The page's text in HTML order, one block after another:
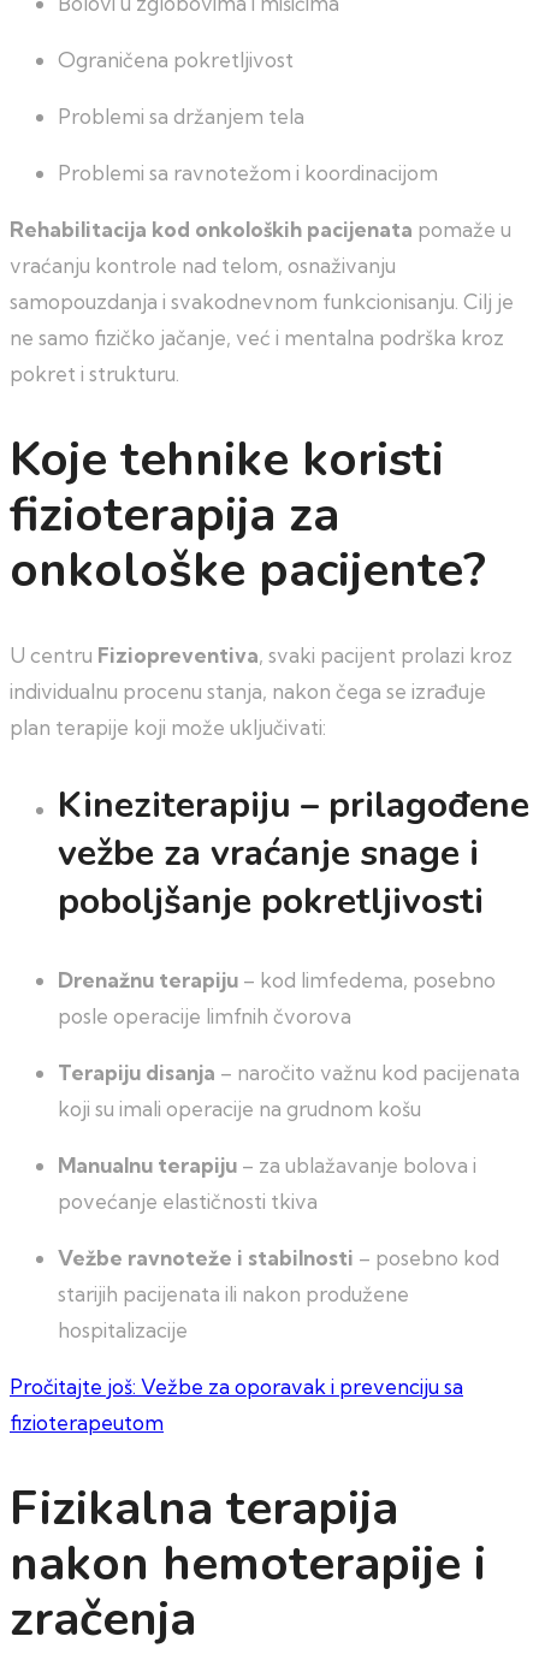
Ograničena pokretljivost
Problemi sa držanjem tela
Problemi sa ravnotežom i koordinacijom
Rehabilitacija kod onkoloških pacijenata pomaže u
vraćanju kontrole nad telom, osnaživanju
samopouzdanja i svakodnevnom funkcionisanju. Cilj je
ne samo fizičko jačanje, već i mentalna podrška kroz
pokret i strukturu.
Koje tehnike koristi
fizioterapija za
onkološke pacijente?
U centru Fiziopreventiva, svaki pacijent prolazi kroz
individualnu procenu stanja, nakon čega se izrađuje
plan terapije koji može uključivati:
Kineziterapiju – prilagođene
vežbe za vraćanje snage i
poboljšanje pokretljivosti
Drenažnu terapiju – kod limfedema, posebno
posle operacije limfnih čvorova
Terapiju disanja – naročito važnu kod pacijenata
koji su imali operacije na grudnom košu
Manualnu terapiju – za ublažavanje bolova i
povećanje elastičnosti tkiva
Vežbe ravnoteže i stabilnosti – posebno kod
starijih pacijenata ili nakon produžene
hospitalizacije
Pročitajte još: Vežbe za oporavak i prevenciju sa
fizioterapeutom
Fizikalna terapija
nakon hemoterapije i
zračenja